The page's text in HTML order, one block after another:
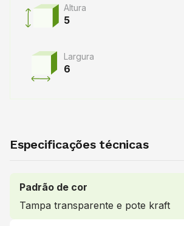
Altura
5
Largura
6
Especificações técnicas
Padrão de cor
Tampa transparente e pote kraft